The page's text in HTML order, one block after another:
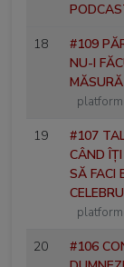
18
#109
NU-I
19
#107
CÂND
SĂ FACI
20
#106